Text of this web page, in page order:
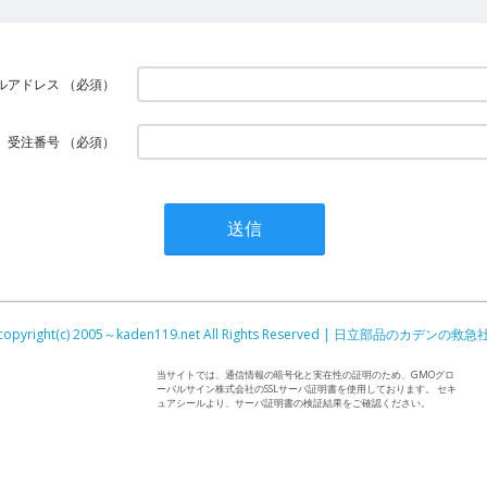
アドレス （必須）
受注番号 （必須）
2005～kaden119.net All Rights Reserved | 日立部品のカデンの救急
当サイトでは、通信情報の暗号化と実在性の証明のため、GMOグロ
ーバルサイン株式会社のSSLサーバ証明書を使用しております。 セキ
ュアシールより、サーバ証明書の検証結果をご確認ください。